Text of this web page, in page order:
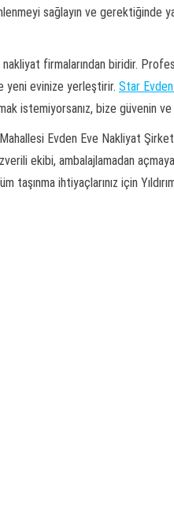
sağlayın ve gerektiğinde
nakliyat firmalarından biridir.
yeni evinize yerleştirir. Star
istemiyorsanız, bize güvenin ve
Mahallesi Evden Eve Nakliyat
ekibi, ambalajlamadan
taşınma ihtiyaçlarınız için